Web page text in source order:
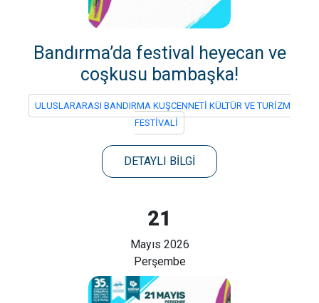
Bandırma’da festival heyecan ve
coşkusu bambaşka!
ULUSLARARASI BANDIRMA KUŞCENNETİ KÜLTÜR VE TURİZM
FESTİVALİ
DETAYLI BİLGİ
21
Mayıs 2026
Perşembe